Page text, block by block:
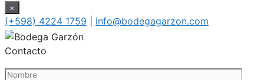
×
(+598) 4224 1759 info@bodegagarzon.com
Contacto